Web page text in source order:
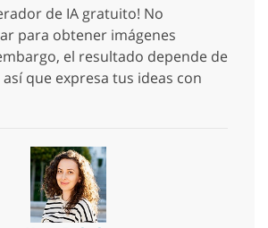
de IA gratuito! No
para obtener imágenes
el resultado depende de
que expresa tus ideas con